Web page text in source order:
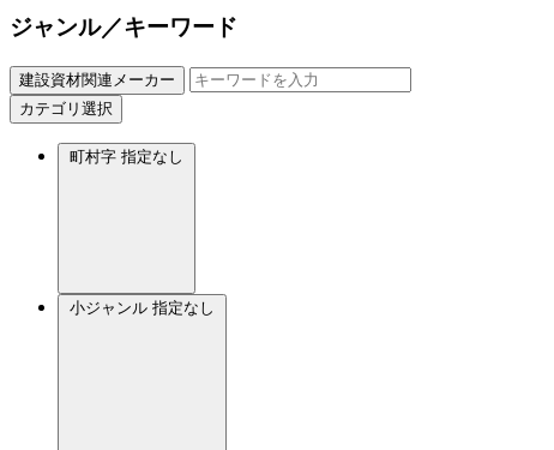
ジャンル／キーワード
建設資材関連メーカー
カテゴリ選択
町村字 指定なし
小ジャンル 指定なし